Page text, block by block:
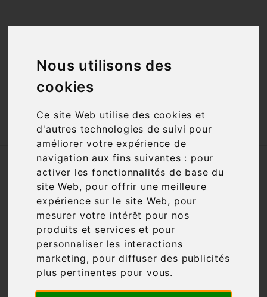
Nous utilisons des
cookies
Ce site Web utilise des cookies et
d'autres technologies de suivi pour
améliorer votre expérience de
navigation aux fins suivantes : pour
activer les fonctionnalités de base du
site Web, pour offrir une meilleure
expérience sur le site Web, pour
mesurer votre intérêt pour nos
produits et services et pour
personnaliser les interactions
marketing, pour diffuser des publicités
plus pertinentes pour vous.

id="open_preferences_center">Préfèrences
Accueil Vins Appellation
AOC
Montagne et Emilion
Nous nous excusons pour la gêne
occasionnée
Recherchez à nouveau ce que vous cherchez